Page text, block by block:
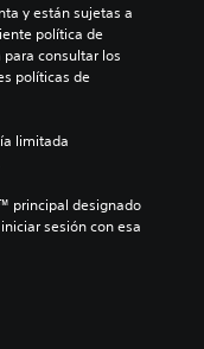
y están sujetas a
política de
consultar los
políticas de
limitada
principal designado
sesión con esa